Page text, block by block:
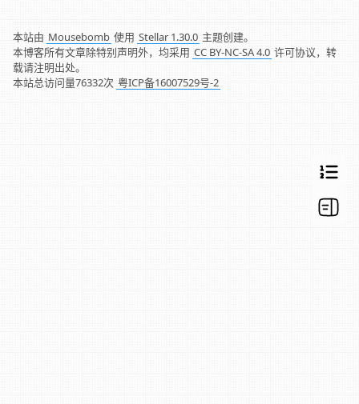
本站由 Mousebomb 使用 Stellar 1.30.0 主题创建。
本博客所有文章除特别声明外，均采用 CC BY-NC-SA 4.0 许可协议，转
载请注明出处。
本站总访问量76332次 粤ICP备16007529号-2